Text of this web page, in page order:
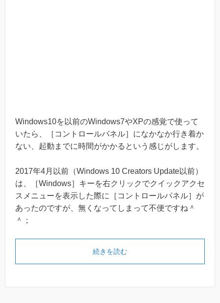
Windows10を以前のWindows7やXPの感覚で使って
いたら、［コントロールパネル］になかなか行き着か
ない、起動までに時間がかかるという感じがします。
2017年4月以前（Windows 10 Creators Update以前）
は、［Windows］キーを右クリックでクイックアクセ
スメニューを表示した際に［コントロールパネル］が
あったのですが、無くなってしまって不便ですね＾
＾；
続きを読む